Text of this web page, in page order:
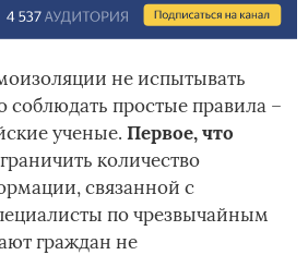
не испытывать
соблюдать простые правила –
ученые. Первое,что
количество
связанной с
по чрезвычайным
граждан не